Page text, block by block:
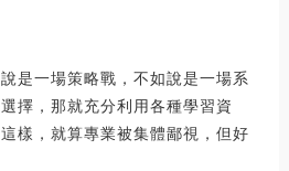
是一場策略戰，不如說是一場系
擇，那就充分利用各種學習資
樣，就算專業被集體鄙視，但好